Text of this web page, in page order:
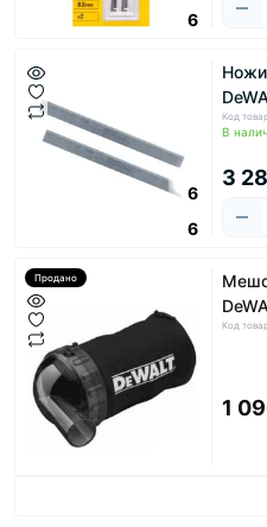
6
6
6
Ножи
Код
В
3
Продано
Код
1